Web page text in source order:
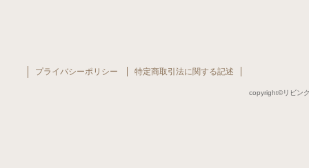
copyright©リビン
プライバシーポリシー 特定商取引法に関する記述